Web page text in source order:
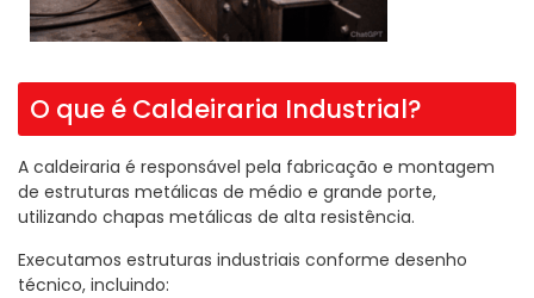
O que é Caldeiraria Industrial?
A caldeiraria é responsável pela fabricação e montagem
de estruturas metálicas de médio e grande porte,
utilizando chapas metálicas de alta resistência.
Executamos estruturas industriais conforme desenho
técnico, incluindo: